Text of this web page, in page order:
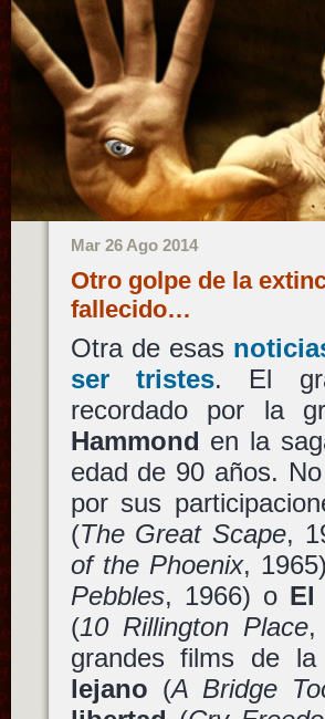
Mar 26 Ago 2014
Otro golpe de la
fallecido…
Otra de esas
ser tristes. El
recordado por la
Hammond en la
edad de 90 años.
por sus
(The Great Scape,
of the Phoenix,
Pebbles, 1966) o El
(10 Rillington Place,
grandes films de
lejano (A Bridge